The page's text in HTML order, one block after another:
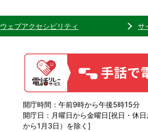
ウェブアクセシビリティ サ
開庁時間：午前9時から午後5時15分
開庁日：月曜日から金曜日[祝日・休
から1月3日）を除く]